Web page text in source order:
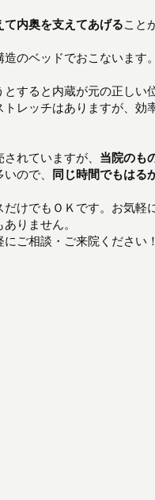
て内奥を支えてあげること
のベッドでおこないます
すると内蔵が元の正しい
レッチはありますが、効
れていますが、 当院のも
ので、
同じ時間でもはる
けでもＯＫです。お気軽
りません。
ご相談・ご来院ください